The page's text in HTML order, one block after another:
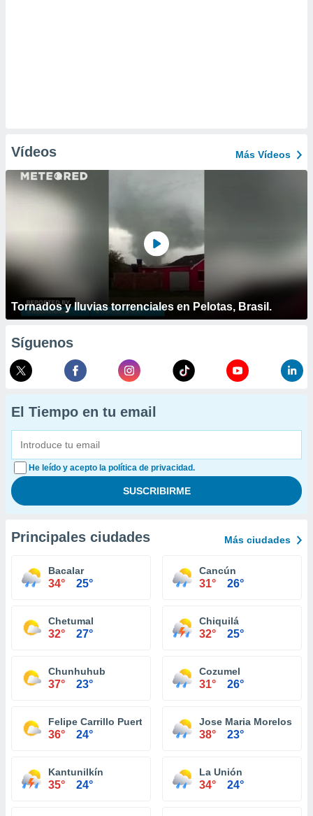
Vídeos Más Vídeos
Tornados y lluvias torrenciales en Pelotas, Brasil.
Síguenos
El Tiempo en tu email
He leído y acepto la política de privacidad.
Principales ciudades Más ciudades
Bacalar
34° 25°
Cancún
31° 26°
Chetumal
32° 27°
Chiquilá
32° 25°
Chunhuhub
37° 23°
Cozumel
31° 26°
Felipe Carrillo Puerto
36° 24°
Jose Maria Morelos
38° 23°
Kantunilkín
35° 24°
La Unión
34° 24°